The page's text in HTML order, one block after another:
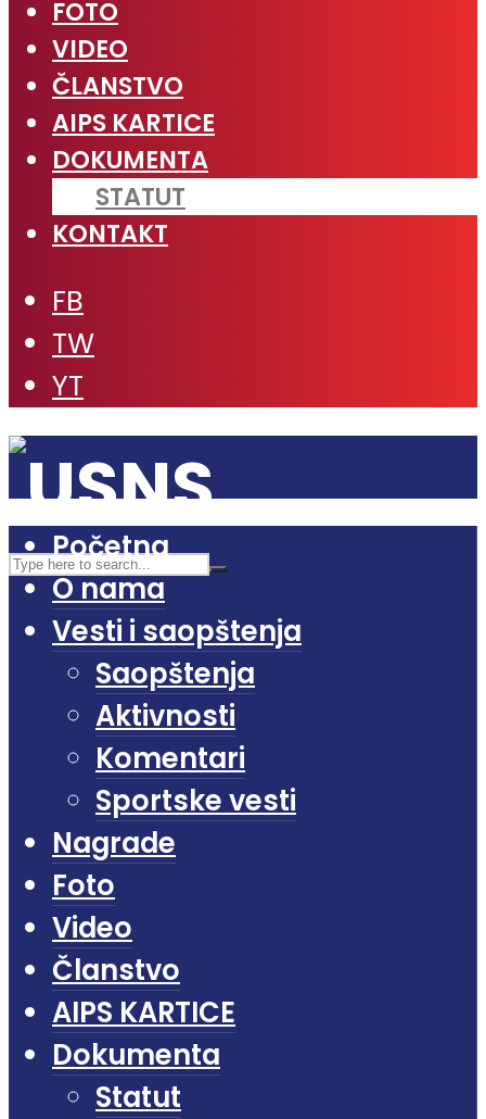
FOTO
VIDEO
ČLANSTVO
AIPS KARTICE
DOKUMENTA
STATUT
KONTAKT
FB
TW
YT
Početna
O nama
Vesti i saopštenja
Saopštenja
Aktivnosti
Komentari
Sportske vesti
Nagrade
Foto
Video
Članstvo
AIPS KARTICE
Dokumenta
Statut